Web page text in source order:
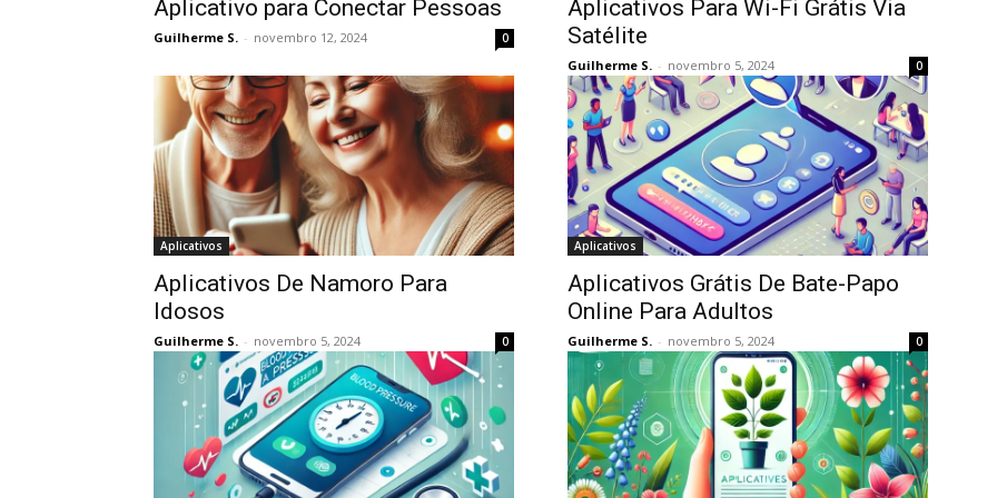
Aplicativo para Conectar Pessoas
Guilherme S. - novembro 12, 2024 0
Aplicativos Para Wi-Fi Grátis Via
Satélite
Guilherme S. - novembro 5, 2024 0
Aplicativos
Aplicativos De Namoro Para
Idosos
Guilherme S. - novembro 5, 2024 0
Aplicativos
Aplicativos Grátis De Bate-Papo
Online Para Adultos
Guilherme S. - novembro 5, 2024 0